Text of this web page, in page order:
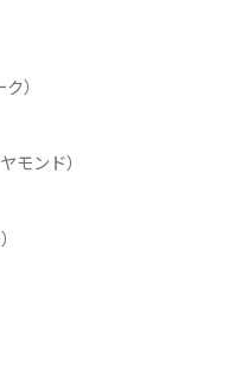
）
モンド）